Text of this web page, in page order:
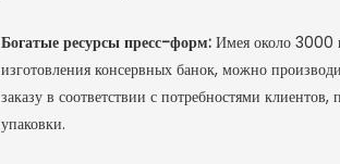
Богатые ресурсы пресс-форм: Имея около 3000
изготовления консервных банок, можно
заказу в соответствии с потребностями
упаковки. ‌